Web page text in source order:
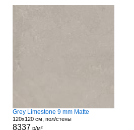
Grey Limestone 9 mm Matte
120x120 см, пол/стены
8337 р/м²